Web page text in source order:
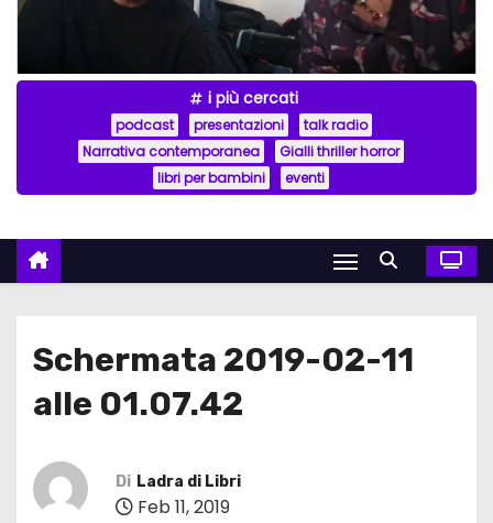
i più cercati
podcast presentazioni
talk radio
Narrativa contemporanea
Gialli thriller horror
libri per bambini
eventi
Schermata 2019-02-11
alle 01.07.42
Di Ladra di Libri
Feb 11, 2019